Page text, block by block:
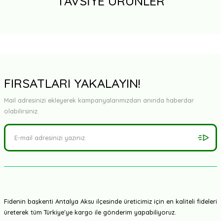
TÜKENDİ
Kuzeyköy F1 - Köy Domatesi Fidesi
13,50 TL
FIRSATLARI YAKALAYIN!
Mail adresinizi ekleyerek kampanyalarımızdan anında haberdar
olabilirsiniz.
Fidenin başkenti Antalya Aksu ilçesinde üreticimiz için en kaliteli fideleri
üreterek tüm Türkiye'ye kargo ile gönderim yapabiliyoruz.